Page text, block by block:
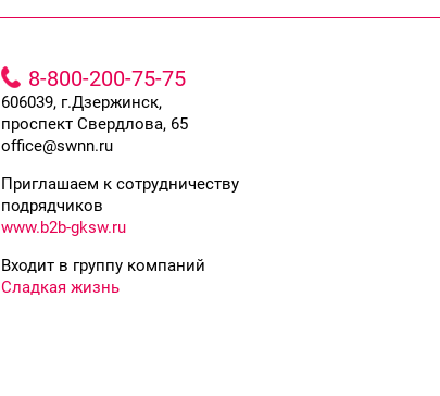
8-800-200-75-75
606039, г.Дзержинск,
проспект Свердлова, 65
office@swnn.ru
Приглашаем к сотрудничеству
подрядчиков
www.b2b-gksw.ru
Входит в группу компаний
Сладкая жизнь